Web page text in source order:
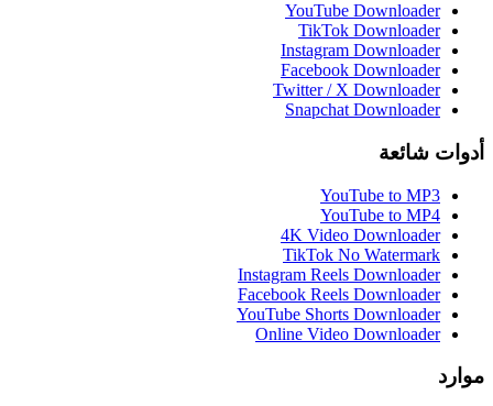
YouTube Downloader
TikTok Downloader
Instagram Downloader
Facebook Downloader
Twitter / X Downloader
Snapchat Downloader
أدوات شائعة
YouTube to MP3
YouTube to MP4
4K Video Downloader
TikTok No Watermark
Instagram Reels Downloader
Facebook Reels Downloader
YouTube Shorts Downloader
Online Video Downloader
موارد